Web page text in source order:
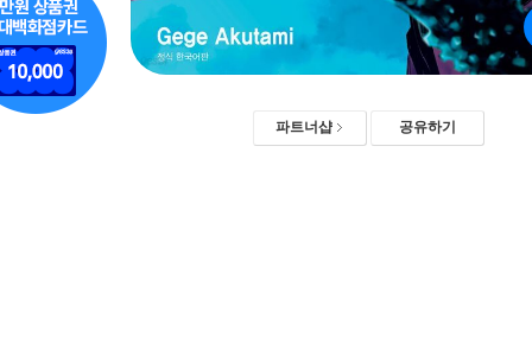
파트너샵 공유하기